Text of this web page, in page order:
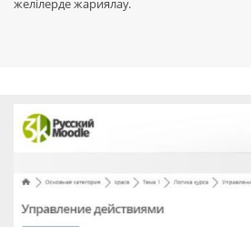
желілерде жариялау.